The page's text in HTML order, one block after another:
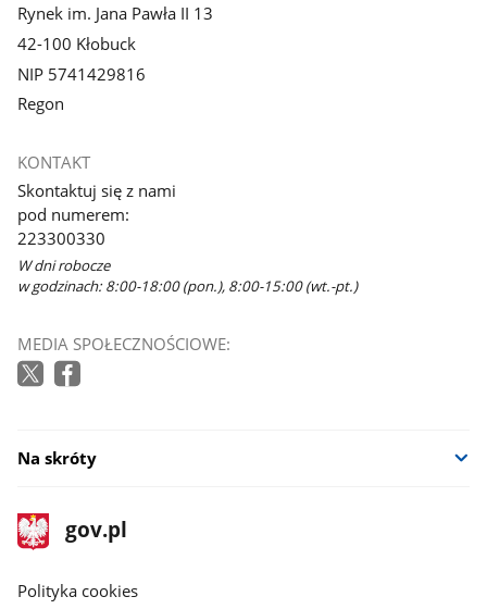
Rynek im. Jana Pawła II 13
42-100 Kłobuck
NIP 5741429816
Regon
KONTAKT
Skontaktuj się z nami
pod numerem:
223300330
W dni robocze
w godzinach: 8:00-18:00 (pon.), 8:00-15:00 (wt.-pt.)
MEDIA SPOŁECZNOŚCIOWE:
Na skróty
stopka
gov.pl
Strona
gov.pl
gov.pl
Polityka cookies